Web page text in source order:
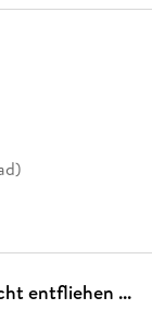
entfliehen ...